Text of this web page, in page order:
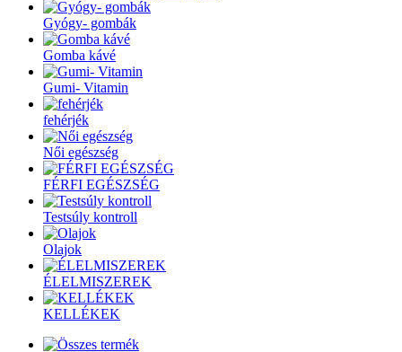
Gyógy- gombák
Gomba kávé
Gumi- Vitamin
fehérjék
Női egészség
FÉRFI EGÉSZSÉG
Testsúly kontroll
Olajok
ÉLELMISZEREK
KELLÉKEK